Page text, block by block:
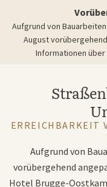
Aufgrund von
August
Informationen
Bis
2026
ERREICHBARKEIT
Aufgrund von
vorübergehend
Hotel Brugge-